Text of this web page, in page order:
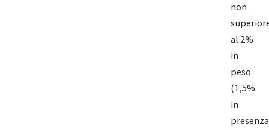
non
al 2%
in
peso
(1,5%
in
presenza